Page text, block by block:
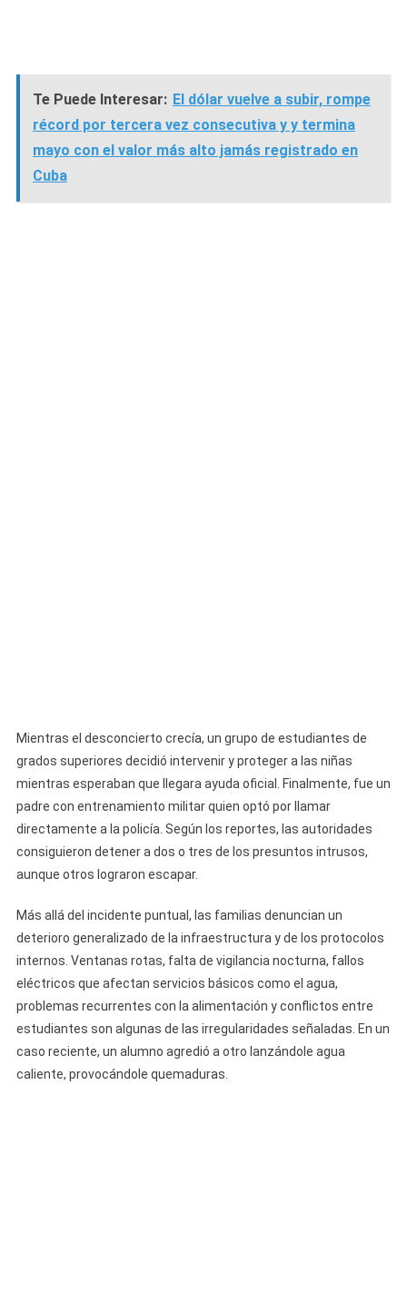
Te Puede Interesar: El dólar vuelve a subir, rompe
récord por tercera vez consecutiva y y termina
mayo con el valor más alto jamás registrado en
Cuba
Mientras el desconcierto crecía, un grupo de estudiantes de
grados superiores decidió intervenir y proteger a las niñas
mientras esperaban que llegara ayuda oficial. Finalmente, fue un
padre con entrenamiento militar quien optó por llamar
directamente a la policía. Según los reportes, las autoridades
consiguieron detener a dos o tres de los presuntos intrusos,
aunque otros lograron escapar.
Más allá del incidente puntual, las familias denuncian un
deterioro generalizado de la infraestructura y de los protocolos
internos. Ventanas rotas, falta de vigilancia nocturna, fallos
eléctricos que afectan servicios básicos como el agua,
problemas recurrentes con la alimentación y conflictos entre
estudiantes son algunas de las irregularidades señaladas. En un
caso reciente, un alumno agredió a otro lanzándole agua
caliente, provocándole quemaduras.